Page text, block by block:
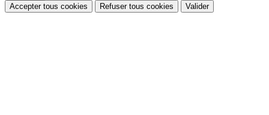
Accepter tous cookies Refuser tous cookies Valider